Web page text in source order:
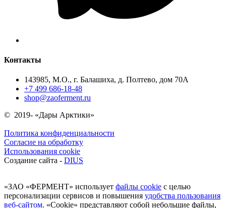
Контакты
143985, М.О., г. Балашиха, д. Полтево, дом 70А
+7 499 686-18-48
shop@zaoferment.ru
© 2019- «Дары Арктики»
Политика конфиденциальности
Согласие на обработку
Использования cookie
Создание сайта - DIUS
«ЗАО «ФЕРМЕНТ» использует файлы cookie с целью
персонализации сервисов и повышения удобства пользования
веб-сайтом. «Cookie» представляют собой небольшие файлы,